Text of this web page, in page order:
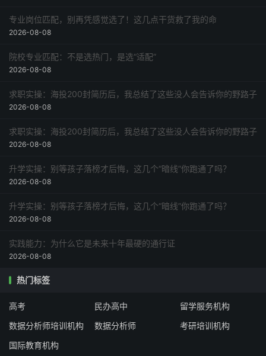
专业岗位匹配，别再凭感觉选了！这几点干货救了我的命
2026-08-08
院校专业匹配：不是选热门，是选“适配”
2026-08-08
求职实操：海投200封简历后，我总结了这些没人会告诉你的野路子
2026-08-08
求职实操：海投200封简历后，我总结了这些没人会告诉你的野路子
2026-08-08
升学实操：别等孩子落榜才后悔，这几个“暗线”你跑通了吗？
2026-08-08
升学实操：别等孩子落榜才后悔，这几个“暗线”你跑通了吗？
2026-08-08
实践能力：为什么它是未来十年最硬的通行证
2026-08-08
热门标签
高考 民办高中
留学服务机构
数据分析师培训机构
数据分析师
考研培训机构
国际教育机构